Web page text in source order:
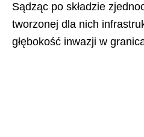
Sądząc po składzie
tworzonej dla nich
głębokość inwazji w